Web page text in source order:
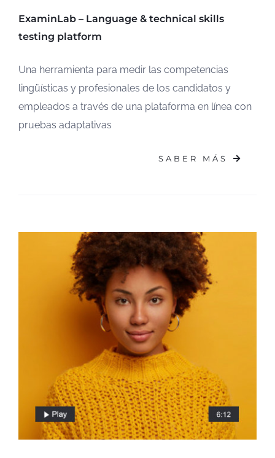
ExaminLab – Language & technical skills
testing platform
Una herramienta para medir las competencias
lingüísticas y profesionales de los candidatos y
empleados a través de una plataforma en línea con
pruebas adaptativas
SABER MÁS